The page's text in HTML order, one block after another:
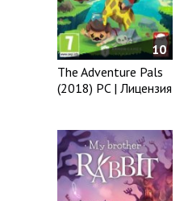
10
The Adventure Pals
(2018) PC | Лицензия